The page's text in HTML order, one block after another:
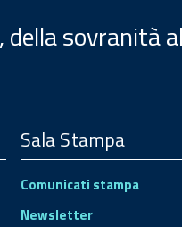
sovranità
Sala Stampa
Comunicati stampa
Newsletter